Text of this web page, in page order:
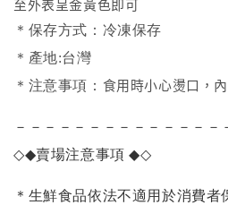
至外表呈金黃色即可
＊保存方式：冷凍保存
＊產地:台灣
＊注意事項： 食用時小心燙口，
－－－－－－－－－－－－－－
◇◆賣場注意事項◆◇
＊生鮮食品依法不適用於消費